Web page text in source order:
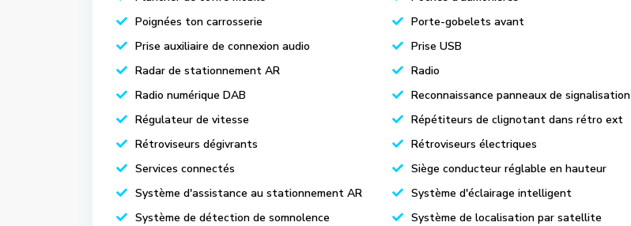
Poignées ton carrosserie
Porte-gobelets avant
Prise auxiliaire de connexion audio
Prise USB
Radar de stationnement AR
Radio
Radio numérique DAB
Reconnaissance panneaux de signalisation
Régulateur de vitesse
Répétiteurs de clignotant dans rétro ext
Rétroviseurs dégivrants
Rétroviseurs électriques
Services connectés
Siège conducteur réglable en hauteur
Système d'assistance au stationnement AR
Système d'éclairage intelligent
Système de détection de somnolence
Système de localisation par satellite